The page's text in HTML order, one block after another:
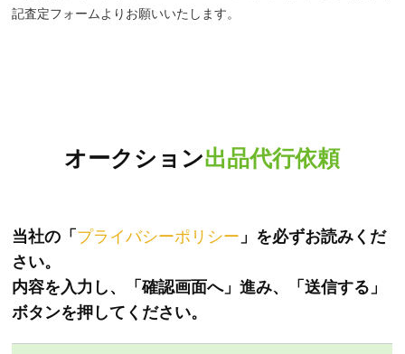
記査定フォームよりお願いいたします。
オークション出品代行依頼
当社の「 プライバシーポリシー 」を必ずお読みくだ
さい。
内容を入力し、「確認画面へ」進み、「送信する」
ボタンを押してください。